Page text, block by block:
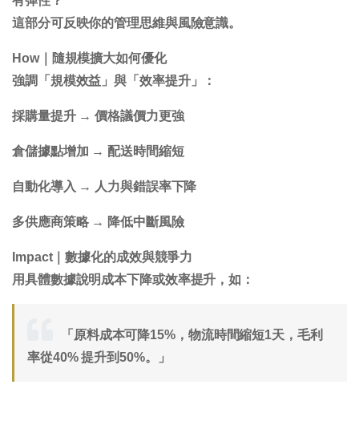
這部分可反映你的管理思維與風險意識。
How｜隨規模擴大如何優化
強調「規模效益」與「效率提升」：
採購量提升 → 價格議價力更強
倉儲據點增加 → 配送時間縮短
自動化導入 → 人力與錯誤率下降
多供應商策略 → 降低中斷風險
Impact｜數據化的成效與競爭力
用具體數據說明成本下降或效率提升，如：
「原料成本可降15%，物流時間縮短1天，毛利
率從40% 提升到50%。」